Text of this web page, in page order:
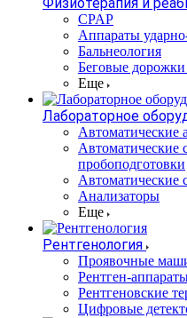
CPAP
Аппараты
Бальнеология
Беговые
Еще
Лабораторное
Автоматические
Автоматические
пробоподготовки
Автоматические
Анализаторы
Еще
Рентгенология
Проявочные
Рентген-
Рентгеновские
Цифровые